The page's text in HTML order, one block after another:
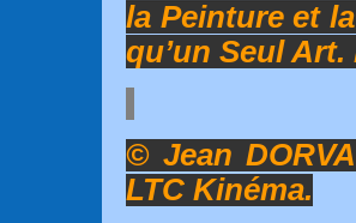
la Peinture et
qu’un Seul
© Jean
LTC Kinéma.